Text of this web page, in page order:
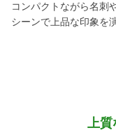
コンパクトながら名刺
シーンで上品な印象を
上質